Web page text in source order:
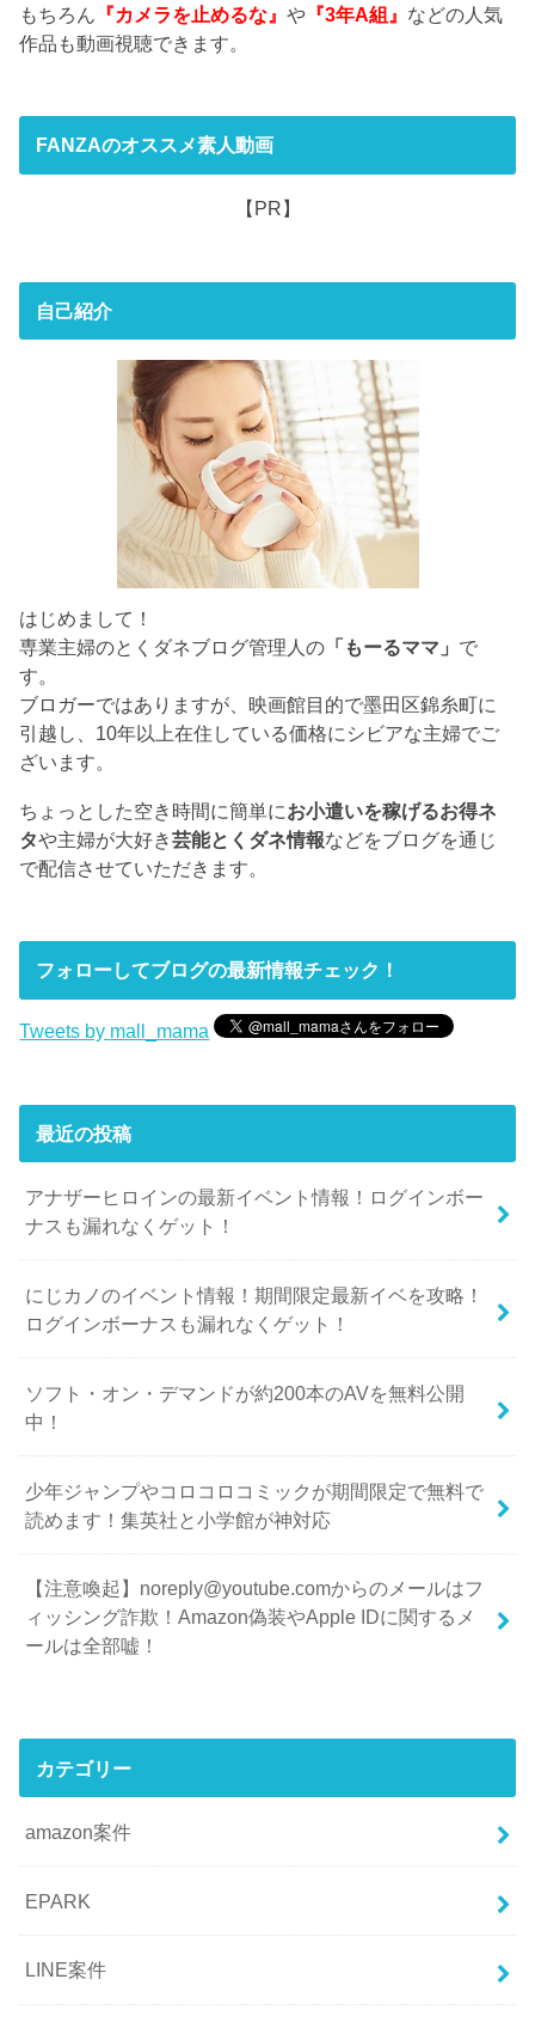
もちろん 『カメラを止めるな』や 『3年A組』 などの人気
作品も動画視聴できます。
FANZAのオススメ素人動画
【PR】
自己紹介
はじめまして！
専業主婦のとくダネブログ管理人の 「もーるママ」 で
す。
ブロガーではありますが、映画館目的で墨田区錦糸町に
引越し、10年以上在住している価格にシビアな主婦でご
ざいます。
ちょっとした空き時間に簡単にお小遣いを稼げるお得ネ
タや主婦が大好き芸能とくダネ情報などをブログを通じ
で配信させていただきます。
フォローしてブログの最新情報チェック！
Tweets by mall_mama
最近の投稿
アナザーヒロインの最新イベント情報！ログインボー
ナスも漏れなくゲット！
にじカノのイベント情報！期間限定最新イベを攻略！
ログインボーナスも漏れなくゲット！
ソフト・オン・デマンドが約200本のAVを無料公開
中！
少年ジャンプやコロコロコミックが期間限定で無料で
読めます！集英社と小学館が神対応
【注意喚起】noreply@youtube.comからのメールはフ
ィッシング詐欺！Amazon偽装やApple IDに関するメ
ールは全部嘘！
カテゴリー
amazon案件
EPARK
LINE案件